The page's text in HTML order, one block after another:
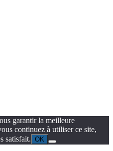
garantir la meilleure
continuez à utiliser ce site,
satisfait. OK